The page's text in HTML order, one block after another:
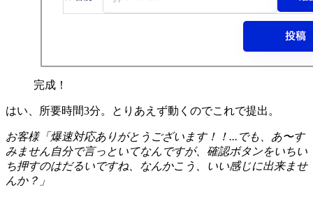
完成！
はい、所要時間3分。とりあえず動くのでこれで提出。
お客様「爆速対応ありがとうございます！！...でも、あ〜す
みません自分で言っといてなんですが、確認ボタンをいちい
ち押すのはだるいですね、なんかこう、いい感じに出来ませ
んか？」